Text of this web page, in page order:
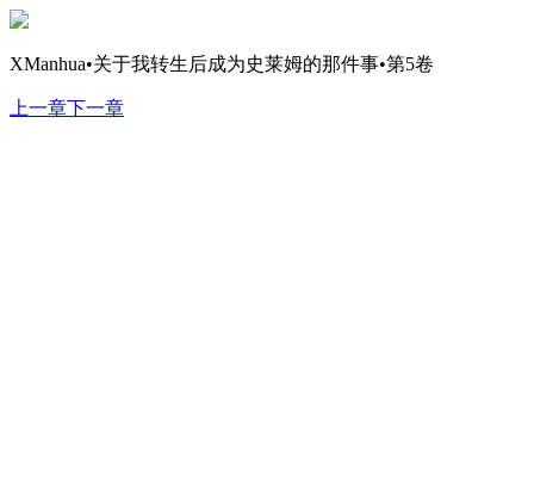
XManhua•关于我转生后成为史莱姆的那件事•第5卷
上一章下一章